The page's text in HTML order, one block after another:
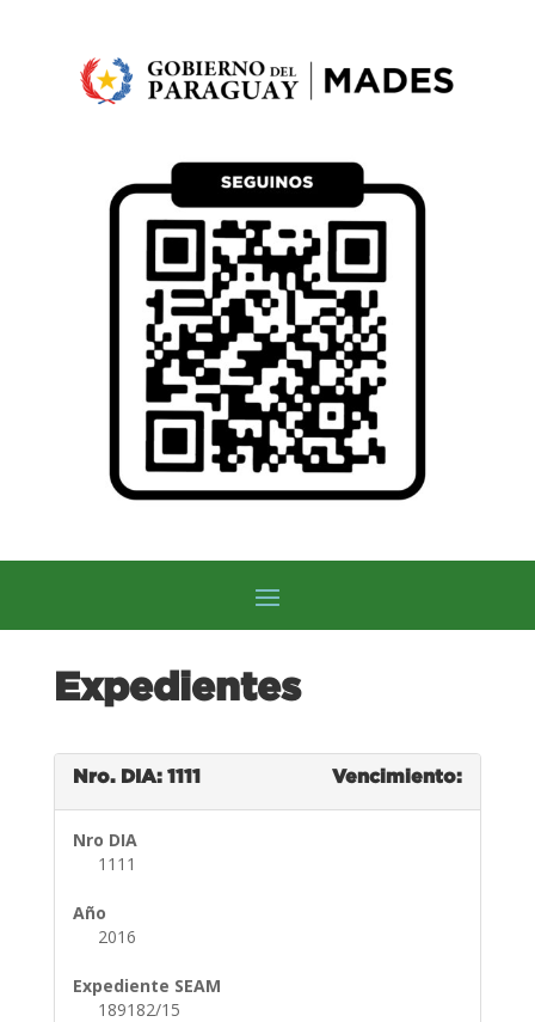
Expedientes
Nro. DIA: 1111 Vencimiento:
Nro DIA
1111
Año
2016
Expediente SEAM
189182/15